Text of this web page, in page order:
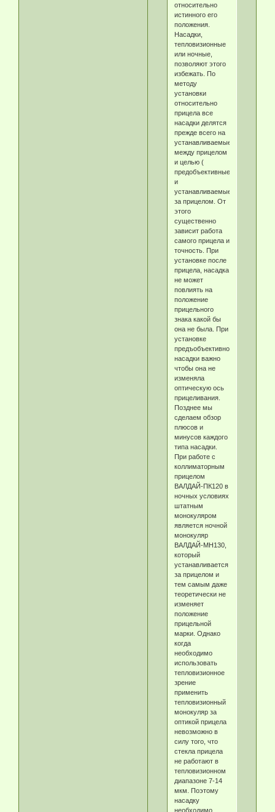
относительно
истинного его
положения.
Насадки,
тепловизионные
или ночные,
позволяют этого
избежать. По
методу
установки
относительно
прицела все
насадки делятся
прежде всего на
устанавливаемые
между прицелом
и целью (
предобъективные)
и
устанавливаемые
за прицелом. От
этого
существенно
зависит работа
самого прицела и
точность. При
установке после
прицела, насадка
не может
повлиять на
положение
прицельного
знака какой бы
она не была. При
установке
предъобъективной
насадки важно
чтобы она не
изменяла
оптическую ось
прицеливания.
Позднее мы
сделаем обзор
плюсов и
минусов каждого
типа насадки.
При работе с
коллиматорным
прицелом
ВАЛДАЙ-ПК120 в
ночных условиях
штатным
монокуляром
является ночной
монокуляр
ВАЛДАЙ-МН130,
который
устанавливается
за прицелом и
тем самым даже
теоретически не
изменяет
положение
прицельной
марки. Однако
когда
необходимо
использовать
тепловизионное
зрение
применить
тепловизионный
монокуляр за
оптикой прицела
невозможно в
силу того, что
стекла прицела
не работают в
тепловизионном
диапазоне 7-14
мкм. Поэтому
насадку
необходимо